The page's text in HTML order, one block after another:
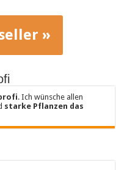
»
. Ich wünsche allen
starke Pflanzen das